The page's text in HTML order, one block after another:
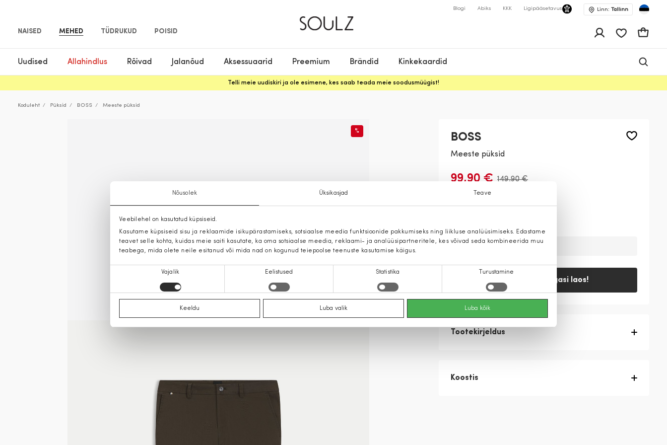
Nõusolek Üksikasjad Teave
Veebilehel on kasutatud küpsiseid.
Kasutame küpsiseid sisu ja reklaamide isikupärastamiseks, sotsiaalse meedia funktsioonide pakkumiseks ning liikluse analüüsimiseks. Edastame
teavet selle kohta, kuidas meie saiti kasutate, ka oma sotsiaalse meedia, reklaami- ja analüüsipartneritele, kes võivad seda kombineerida muu
teabega, mida olete neile esitanud või mida nad on kogunud teiepoolse teenuste kasutamise käigus.
Vajalik Eelistused Statistika Turustamine
Keeldu Luba valik Luba kõik
NAISED MEHED TÜDRUKUD POISID
Blogi Abiks KKK Ligipääsetavus Linn: Tallinn
Uudised Allahindlus Rõivad Jalanõud Aksessuaarid Preemium Brändid Kinkekaardid
Telli meie uudiskiri ja ole esimene, kes saab teada meie soodusmüügist!
Koduleht Püksid BOSS Meeste püksid
%
BOSS
Meeste püksid
99,90 € 149,90 €
Teavita, kui tagasi laos!
Tootekirjeldus
Koostis